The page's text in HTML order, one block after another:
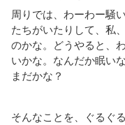
周りでは、わーわー騒
たちがいたりして、私
のかな。どうやると、
いかな。なんだか眠い
まだかな？
そんなことを、ぐるぐ